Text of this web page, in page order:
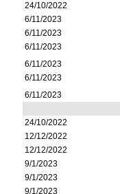
24/10/2022
6/11/2023
6/11/2023
6/11/2023
6/11/2023
6/11/2023
6/11/2023
24/10/2022
12/12/2022
12/12/2022
9/1/2023
9/1/2023
9/1/2023